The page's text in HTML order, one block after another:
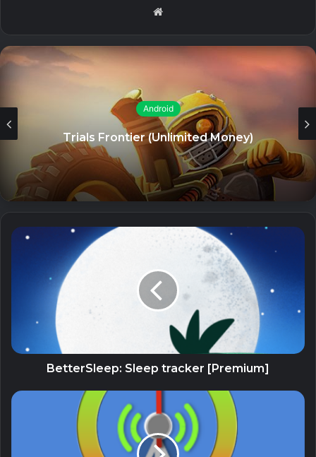
26 July, 2023
games (Unlimited Energy)
iToolab WatsGo (Unlocked) – Chuyển
WhatsApp giữa Android và iPhone
26 July, 2023
DANH MỤC CÁ NHÂN HÓA
mục đầu tư của bạn.
Danh sách theo dõi cá nhân của bạn có thể được truy cập
bất cứ lúc nào từ menu của bạn, cung cấp cho bạn giá thời
gian thực, và Danh mục Nắm giữ hiển thị cho bạn tổng giá
trị tài sản của bạn 24/7.
CẢNH BÁO
Hệ thống Cảnh Báo của chúng tôi cho phép bạn nhận cảnh
bài phân tích mới.
Đối với tất cả 100.000 công cụ tài chính, bạn có thể thiết
lập thông báo cho một mức giá cụ thể, thay đổi theo% hoặc
khối lượng. Tất cả được triển khai theo yêu cầu và được
Android
Trials Frontier (Unlimited Money)
BetterSleep: Sleep tracker [Premium]